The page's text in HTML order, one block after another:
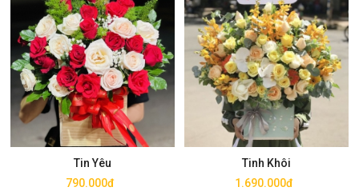
Tin Yêu
790.000đ
Mua ngay
Tinh Khôi
1.690.000đ
Mua ngay